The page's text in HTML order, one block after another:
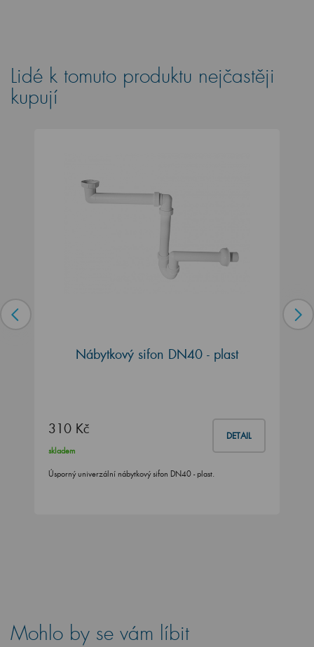
Lidé k tomuto produktu nejčastěji
kupují
Nábytkový sifon DN40 - plast
310 Kč DETAIL
skladem
Úsporný univerzální nábytkový sifon DN40 - plast.
Mohlo by se vám líbit